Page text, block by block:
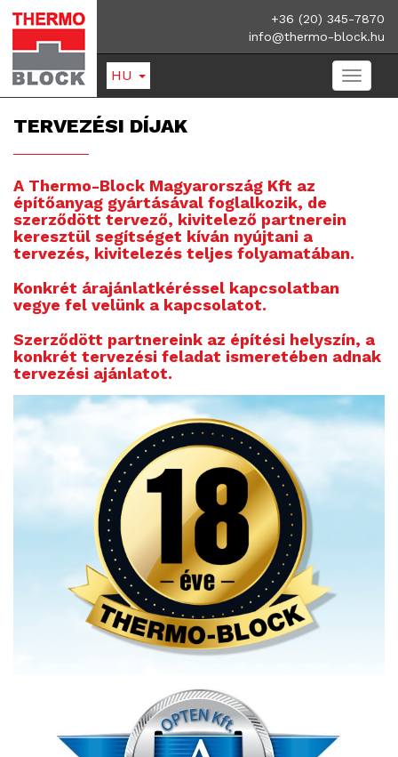
+36 (20) 345-7870
info@thermo-block.hu
HU
TERVEZÉSI DÍJAK
A Thermo-Block Magyarország Kft az
építőanyag gyártásával foglalkozik, de
szerződött tervező, kivitelező partnerein
keresztül segítséget kíván nyújtani a
tervezés, kivitelezés teljes folyamatában.
Konkrét árajánlatkéréssel kapcsolatban
vegye fel velünk a kapcsolatot.
Szerződött partnereink az építési helyszín, a
konkrét tervezési feladat ismeretében adnak
tervezési ajánlatot.